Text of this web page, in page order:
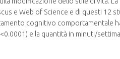
e Web of Science e di questi 12
cognitivo comportamentale
e la quantità in minuti/